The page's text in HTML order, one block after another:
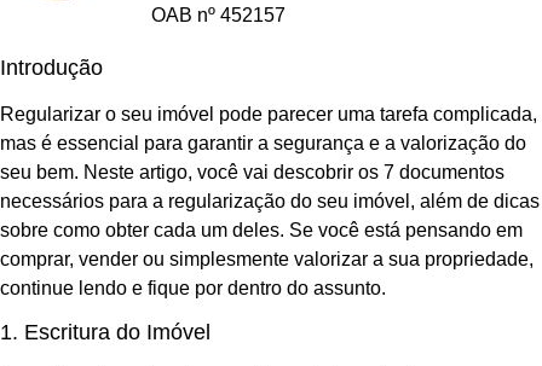
OAB nº 452157
Introdução
Regularizar o seu imóvel pode parecer uma tarefa complicada,
mas é essencial para garantir a segurança e a valorização do
seu bem. Neste artigo, você vai descobrir os 7 documentos
necessários para a regularização do seu imóvel, além de dicas
sobre como obter cada um deles. Se você está pensando em
comprar, vender ou simplesmente valorizar a sua propriedade,
continue lendo e fique por dentro do assunto.
1. Escritura do Imóvel